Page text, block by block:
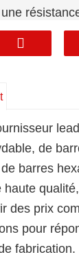
une
de
barres
haute
des prix
pour